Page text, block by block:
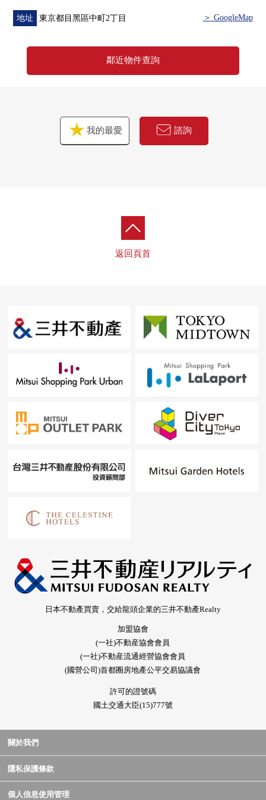
地址 東京都目黑區中町2丁目 ＞ GoogleMap
鄰近物件查詢
我的最愛 諮詢
返回頁首
日本不動產買賣，交給龍頭企業的三井不動產Realty
加盟協會
(一社)不動産協會會員
(一社)不動産流通經營協會會員
(國營公司)首都圈房地產公平交易協議會
許可的證號碼
國土交通大臣(15)777號
關於我們
隱私保護條款
個人信息使用管理